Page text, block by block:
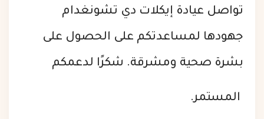
تواصل عيادة إيكلات دي تشونغدام
جهودها لمساعدتكم على الحصول على
بشرة صحية ومشرقة. شكرًا لدعمكم
المستمر.